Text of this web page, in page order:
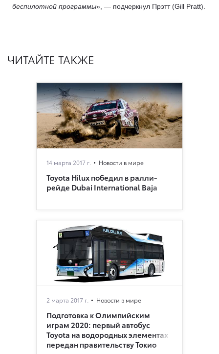
беспилотной программы», — подчеркнул Прэтт (Gill Pratt).
ЧИТАЙТЕ ТАКЖЕ
14 марта 2017 г. Новости в мире
Toyota Hilux победил в ралли-
рейде Dubai International Baja
2 марта 2017 г. Новости в мире
Подготовка к Олимпийским
играм 2020: первый автобус
Toyota на водородных элементах
передан правительству Токио